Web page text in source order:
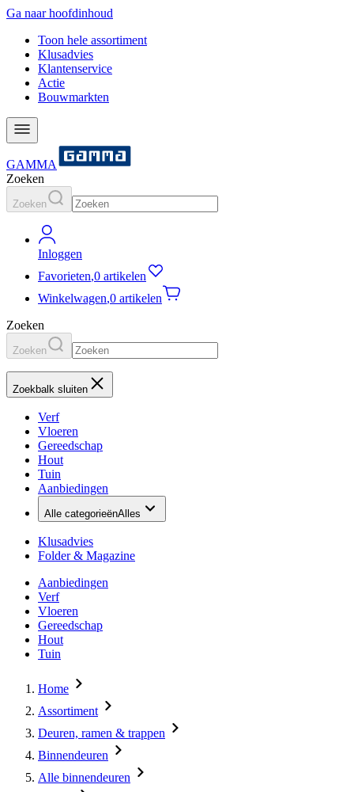
Ga naar hoofdinhoud
Toon hele assortiment
Klusadvies
Klantenservice
Actie
Bouwmarkten
GAMMA
Zoeken
Zoeken
Inloggen
Favorieten,0 artikelen
Winkelwagen,0 artikelen
Zoeken
Zoeken
Zoekbalk sluiten
Verf
Vloeren
Gereedschap
Hout
Tuin
Aanbiedingen
Alle categorieënAlles
Klusadvies
Folder & Magazine
Aanbiedingen
Verf
Vloeren
Gereedschap
Hout
Tuin
Home
Assortiment
Deuren, ramen & trappen
Binnendeuren
Alle binnendeuren